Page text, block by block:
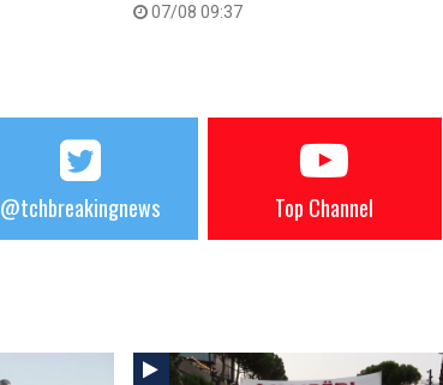
07/08 09:37
@tchbreakingnews Top Channel